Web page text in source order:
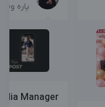
پاره
Manager